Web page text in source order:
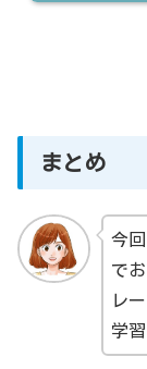
まとめ
今
で
レ
学